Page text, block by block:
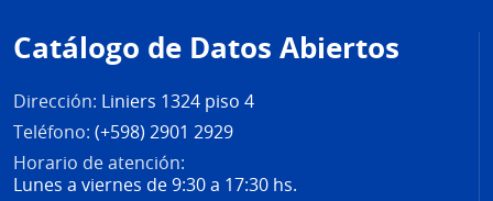
de
página
Catálogo de Datos Abiertos
Dirección: Liniers 1324 piso 4
Teléfono: (+598) 2901 2929
Horario de atención:
Lunes a viernes de 9:30 a 17:30 hs.